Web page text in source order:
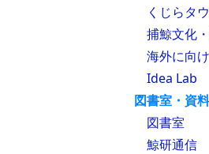
くじらタ
捕鯨文化
海外に向
Idea Lab
図書室・資料
図書室
鯨研通信